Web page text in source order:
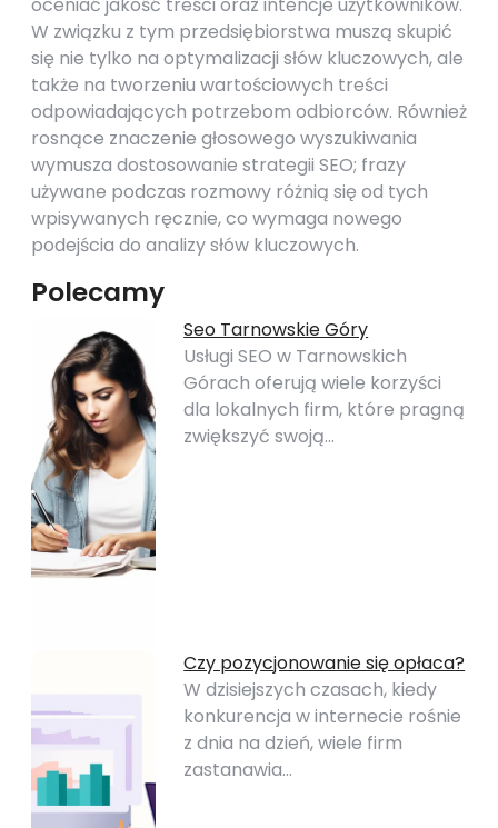
W związku z tym przedsiębiorstwa muszą skupić
się nie tylko na optymalizacji słów kluczowych, ale
także na tworzeniu wartościowych treści
odpowiadających potrzebom odbiorców. Również
rosnące znaczenie głosowego wyszukiwania
wymusza dostosowanie strategii SEO; frazy
używane podczas rozmowy różnią się od tych
wpisywanych ręcznie, co wymaga nowego
podejścia do analizy słów kluczowych.
Polecamy
Seo Tarnowskie Góry
Usługi SEO w Tarnowskich
Górach oferują wiele korzyści
dla lokalnych firm, które pragną
zwiększyć swoją…
Czy pozycjonowanie się opłaca?
W dzisiejszych czasach, kiedy
konkurencja w internecie rośnie
z dnia na dzień, wiele firm
zastanawia…